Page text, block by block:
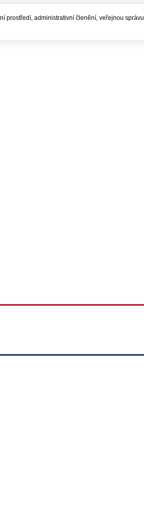
prostředí, administrativní členění, veřejnou